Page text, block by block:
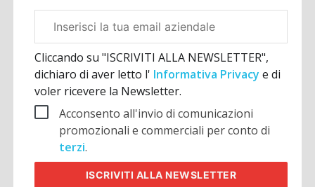
aziendale
Cliccando su "ISCRIVITI ALLA NEWSLETTER",
dichiaro di aver letto l' Informativa Privacye di
voler ricevere la Newsletter.
Acconsento all'invio di comunicazioni
promozionali e commerciali per conto di
terzi.
ISCRIVITI ALLA NEWSLETTER